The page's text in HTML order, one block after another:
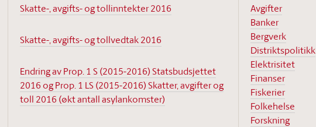
Skatte-, avgifts- og tollinntekter 2016
Skatte-, avgifts- og tollvedtak 2016
Endring av Prop. 1 S (2015-2016) Statsbudsjettet
2016 og Prop. 1 LS (2015-2016) Skatter, avgifter og
toll 2016 (økt antall asylankomster)
Avgifter
Banker
Bergverk
Distriktspolitikk
Elektrisitet
Finanser
Fiskerier
Folkehelse
Forskning